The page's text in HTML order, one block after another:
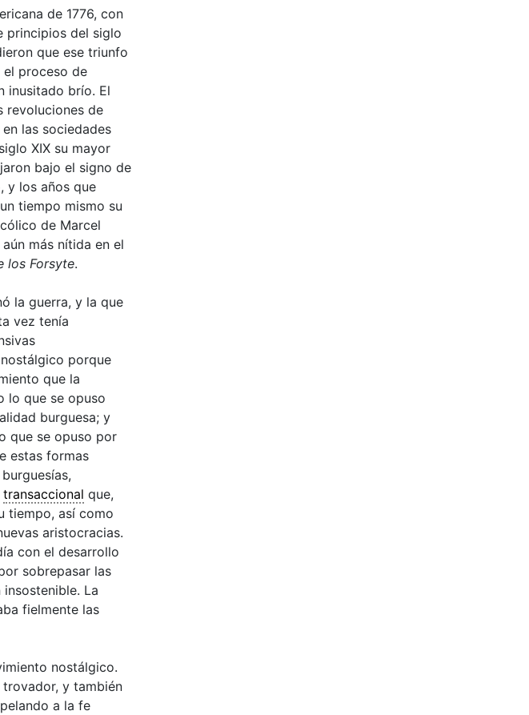
de 1776, con
principios del siglo
que ese triunfo
el proceso de
inusitado brío. El
revoluciones de
las sociedades
XIX su mayor
bajo el signo de
y los años que
tiempo mismo su
de Marcel
más nítida en el
los Forsyte.
la guerra, y la que
vez tenía
porque
que la
lo que se opuso
burguesa; y
que se opuso por
estas formas
transaccional que,
tiempo, así como
aristocracias.
con el desarrollo
sobrepasar las
La
fielmente las
nostálgico.
y también
a la fe